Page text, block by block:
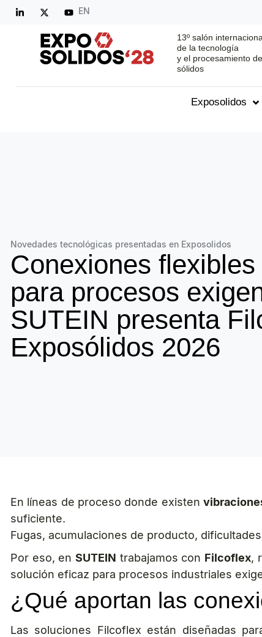
EN
13º salón
de la tecnología
y el procesamiento de
sólidos
Exposolidos
Novedades tecnológicas presentadas en Exposolidos
Conexiones
para procesos
SUTEIN presenta
Exposólidos 2026
En líneas de proceso donde existen
suficiente.
Fugas, acumulaciones de producto,
Por eso, en SUTEIN trabajamos con Filcoflex,
solución eficaz para procesos industriales
¿Qué aportan las
Las soluciones Filcoflex están diseñadas